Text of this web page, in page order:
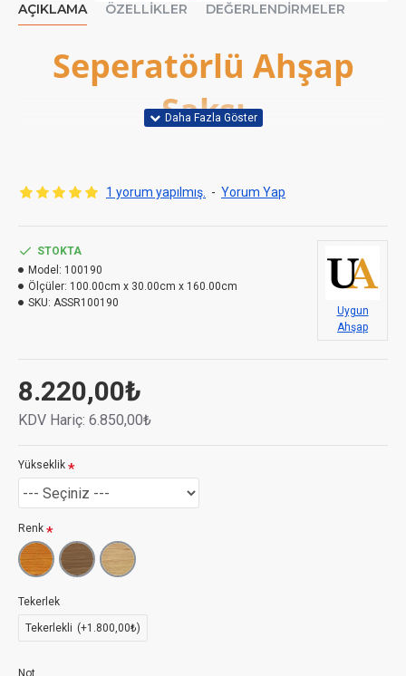
AÇIKLAMA ÖZELLIKLER DEĞERLENDIRMELER
Seperatörlü Ahşap
Saksı
Ahşap seperatör paravan ile istemediğiniz yerleri görmeyin,
istemedikleriniz sizi görmesin!
Seperatörlü Ahşap Saksı
1 yorum yapılmış. - Yorum Yap
8.220,00₺
KDV Hariç: 6.850,00₺
STOKTA
Model: 100190
Ölçüler: 100.00cm x 30.00cm x 160.00cm
SKU: ASSR100190
Uygun
Ahşap
Yükseklik
Renk
Tekerlek
Tekerlekli (+1.800,00₺)